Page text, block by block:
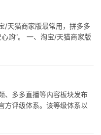
/天猫商家版最常用，拼多多
购”。 一、淘宝/天猫商家版
、多多直播等内容板块发布
方评级体系。该等级体系以